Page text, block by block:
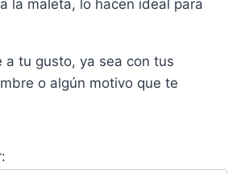
la maleta, lo hacen ideal para
a tu gusto, ya sea con tus
o algún motivo que te